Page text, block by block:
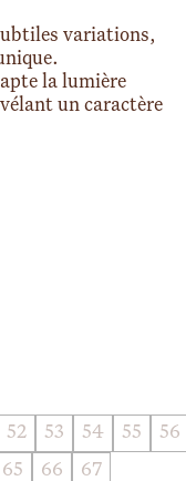
variations,
la lumière
un caractère
52 53 54 55
56
65 66 67